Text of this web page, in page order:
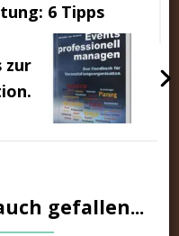
6 Tipps
zur
gefallen...